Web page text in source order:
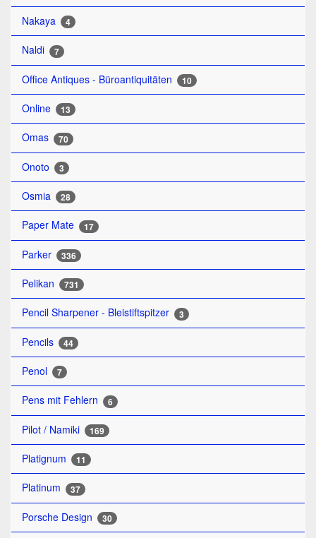
Nakaya 4
Naldi 7
Office Antiques - Büroantiquitäten 10
Online 13
Omas 70
Onoto 3
Osmia 28
Paper Mate 17
Parker 336
Pelikan 731
Pencil Sharpener - Bleistiftspitzer 3
Pencils 44
Penol 7
Pens mit Fehlern 6
Pilot / Namiki 169
Platignum 11
Platinum 37
Porsche Design 30